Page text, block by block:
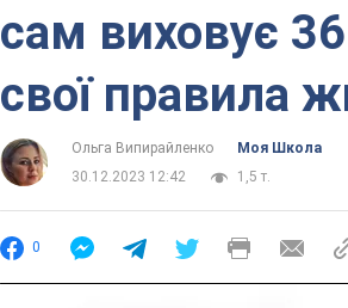
сам виховує
свої правила
Ольга Випирайленко
Моя Школа
30.12.2023 12:42
1,5 т.
0